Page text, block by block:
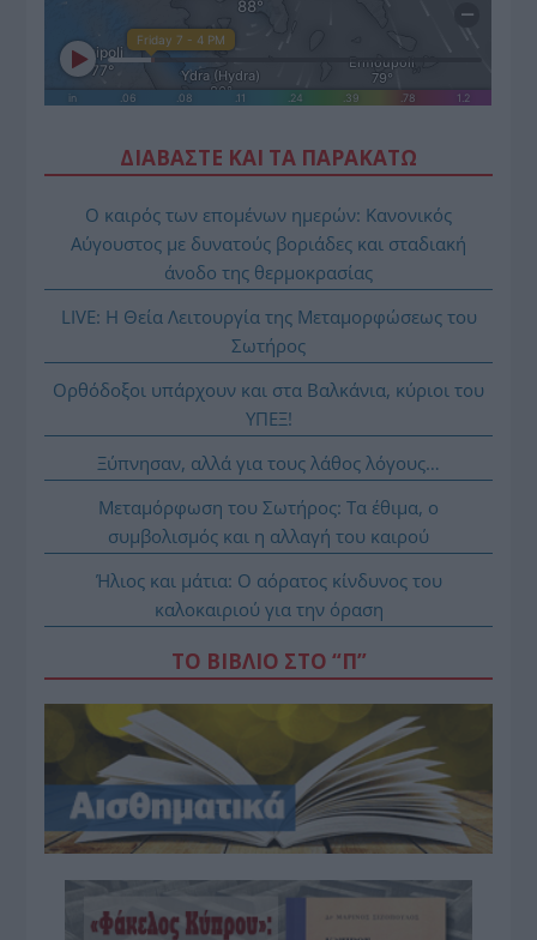
ΔΙΑΒΑΣΤΕ ΚΑΙ ΤΑ ΠΑΡΑΚΑΤΩ
Ο καιρός των επομένων ημερών: Κανονικός
Αύγουστος με δυνατούς βοριάδες και σταδιακή
άνοδο της θερμοκρασίας
LIVE: Η Θεία Λειτουργία της Μεταμορφώσεως του
Σωτήρος
Ορθόδοξοι υπάρχουν και στα Βαλκάνια, κύριοι του
ΥΠΕΞ!
Ξύπνησαν, αλλά για τους λάθος λόγους…
Μεταμόρφωση του Σωτήρος: Τα έθιμα, ο
συμβολισμός και η αλλαγή του καιρού
Ήλιος και μάτια: Ο αόρατος κίνδυνος του
καλοκαιριού για την όραση
ΤΟ ΒΙΒΛΙΟ ΣΤΟ “Π”